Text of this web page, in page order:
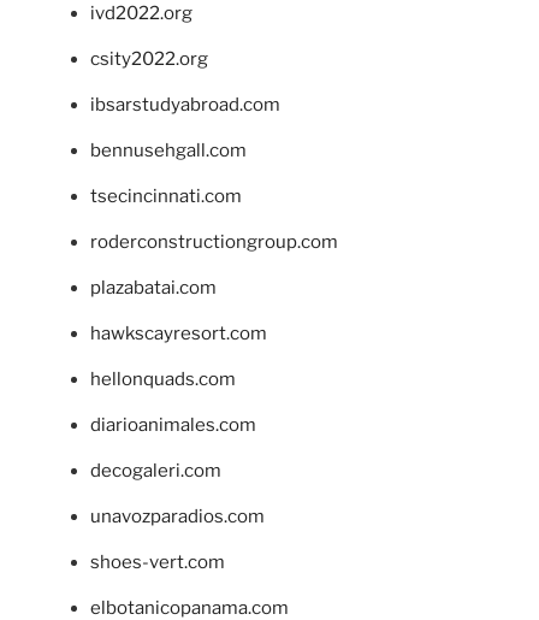
ivd2022.org
csity2022.org
ibsarstudyabroad.com
bennusehgall.com
tsecincinnati.com
roderconstructiongroup.com
plazabatai.com
hawkscayresort.com
hellonquads.com
diarioanimales.com
decogaleri.com
unavozparadios.com
shoes-vert.com
elbotanicopanama.com